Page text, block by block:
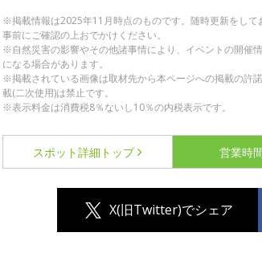
※掲載情報は2025年11月時点のものです。随時更新をして
事前にご確認の上おでかけください。
※自然災害の影響やその他諸事情により、イベントの開催
になる場合があります。
※掲載されている画像は取材先から本ページへの掲載の許
載(二次使用)は禁止です。
※表示料金は消費税8％ないし10％の内税表示です。
スポット詳細 トップ 営業時
X(旧Twitter)でシェア